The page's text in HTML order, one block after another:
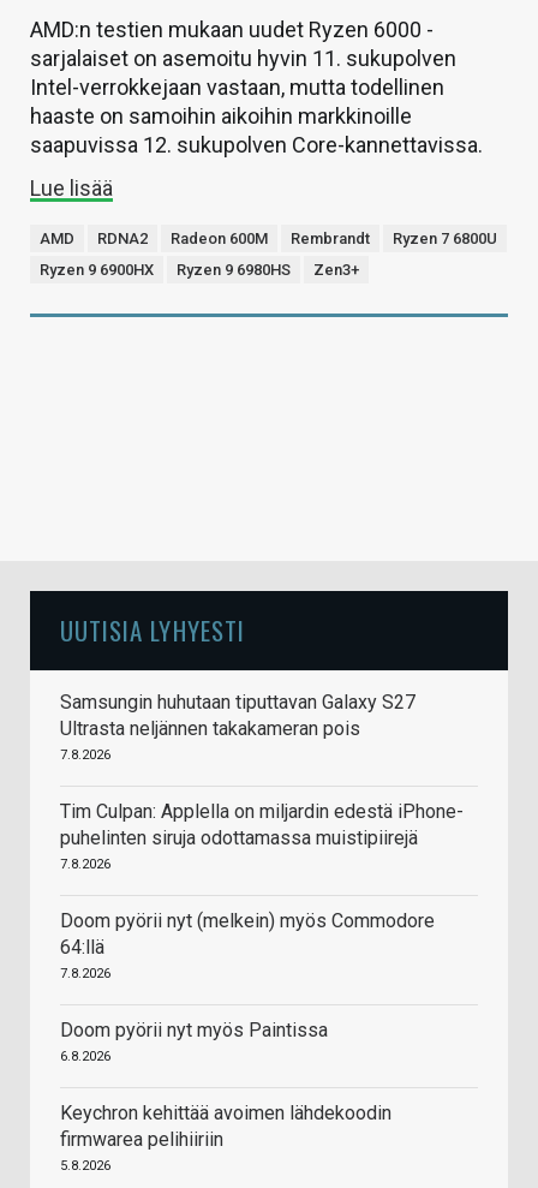
AMD:n testien mukaan uudet Ryzen 6000 -
sarjalaiset on asemoitu hyvin 11. sukupolven
Intel-verrokkejaan vastaan, mutta todellinen
haaste on samoihin aikoihin markkinoille
saapuvissa 12. sukupolven Core-kannettavissa.
Lue lisää
AMD RDNA2 Radeon 600M Rembrandt
Ryzen 7 6800U
Ryzen 9 6900HX
Ryzen 9 6980HS Zen3+
UUTISIA LYHYESTI
Samsungin huhutaan tiputtavan Galaxy S27
Ultrasta neljännen takakameran pois
7.8.2026
Tim Culpan: Applella on miljardin edestä iPhone-
puhelinten siruja odottamassa muistipiirejä
7.8.2026
Doom pyörii nyt (melkein) myös Commodore
64:llä
7.8.2026
Doom pyörii nyt myös Paintissa
6.8.2026
Keychron kehittää avoimen lähdekoodin
firmwarea pelihiiriin
5.8.2026